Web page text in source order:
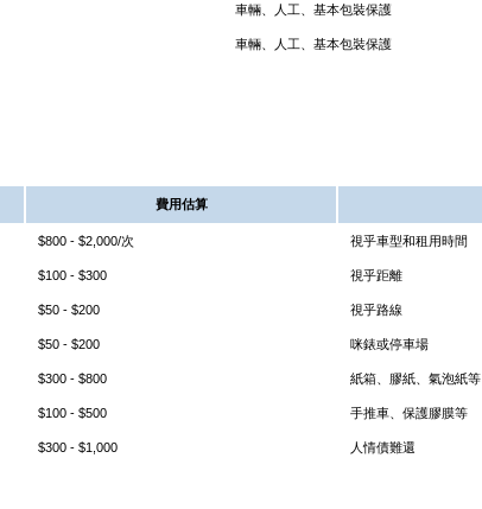
車輛、人工、基本包裝保護
車輛、人工、基本包裝保護
費用估算
$800 - $2,000/次 視乎車型和租用時間
$100 - $300 視乎距離
$50 - $200 視乎路線
$50 - $200 咪錶或停車場
$300 - $800 紙箱、膠紙、氣泡紙等
$100 - $500 手推車、保護膠膜等
$300 - $1,000 人情債難還